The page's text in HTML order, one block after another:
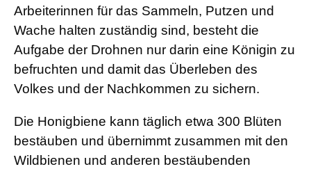
Arbeiterinnen für das Sammeln, Putzen und
Wache halten zuständig sind, besteht die
Aufgabe der Drohnen nur darin eine Königin zu
befruchten und damit das Überleben des
Volkes und der Nachkommen zu sichern.
Die Honigbiene kann täglich etwa 300 Blüten
bestäuben und übernimmt zusammen mit den
Wildbienen und anderen bestäubenden